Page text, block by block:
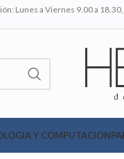
Lunes a Viernes 9.00 a
Y COMPUTACION